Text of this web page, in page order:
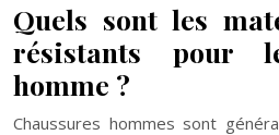
Quels sont les
résistants pour
homme ?
Chaussures hommes sont